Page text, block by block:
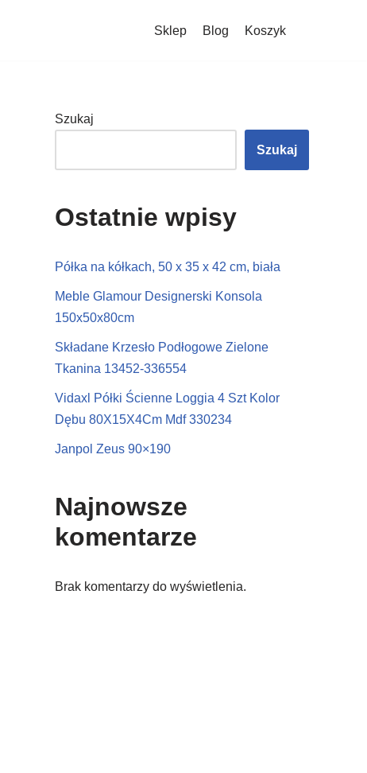
Sklep Blog Koszyk
Szukaj
Szukaj
Ostatnie wpisy
Półka na kółkach, 50 x 35 x 42 cm, biała
Meble Glamour Designerski Konsola
150x50x80cm
Składane Krzesło Podłogowe Zielone
Tkanina 13452-336554
Vidaxl Półki Ścienne Loggia 4 Szt Kolor
Dębu 80X15X4Cm Mdf 330234
Janpol Zeus 90×190
Najnowsze
komentarze
Brak komentarzy do wyświetlenia.